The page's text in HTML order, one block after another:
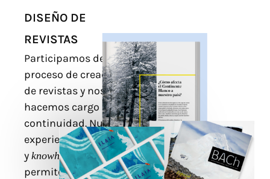
DISEÑO DE
REVISTAS
Participamos del
proceso de creación
de revistas y nos
hacemos cargo de su
continuidad. Nuestra
experiencia
yknowhow
nos
permite